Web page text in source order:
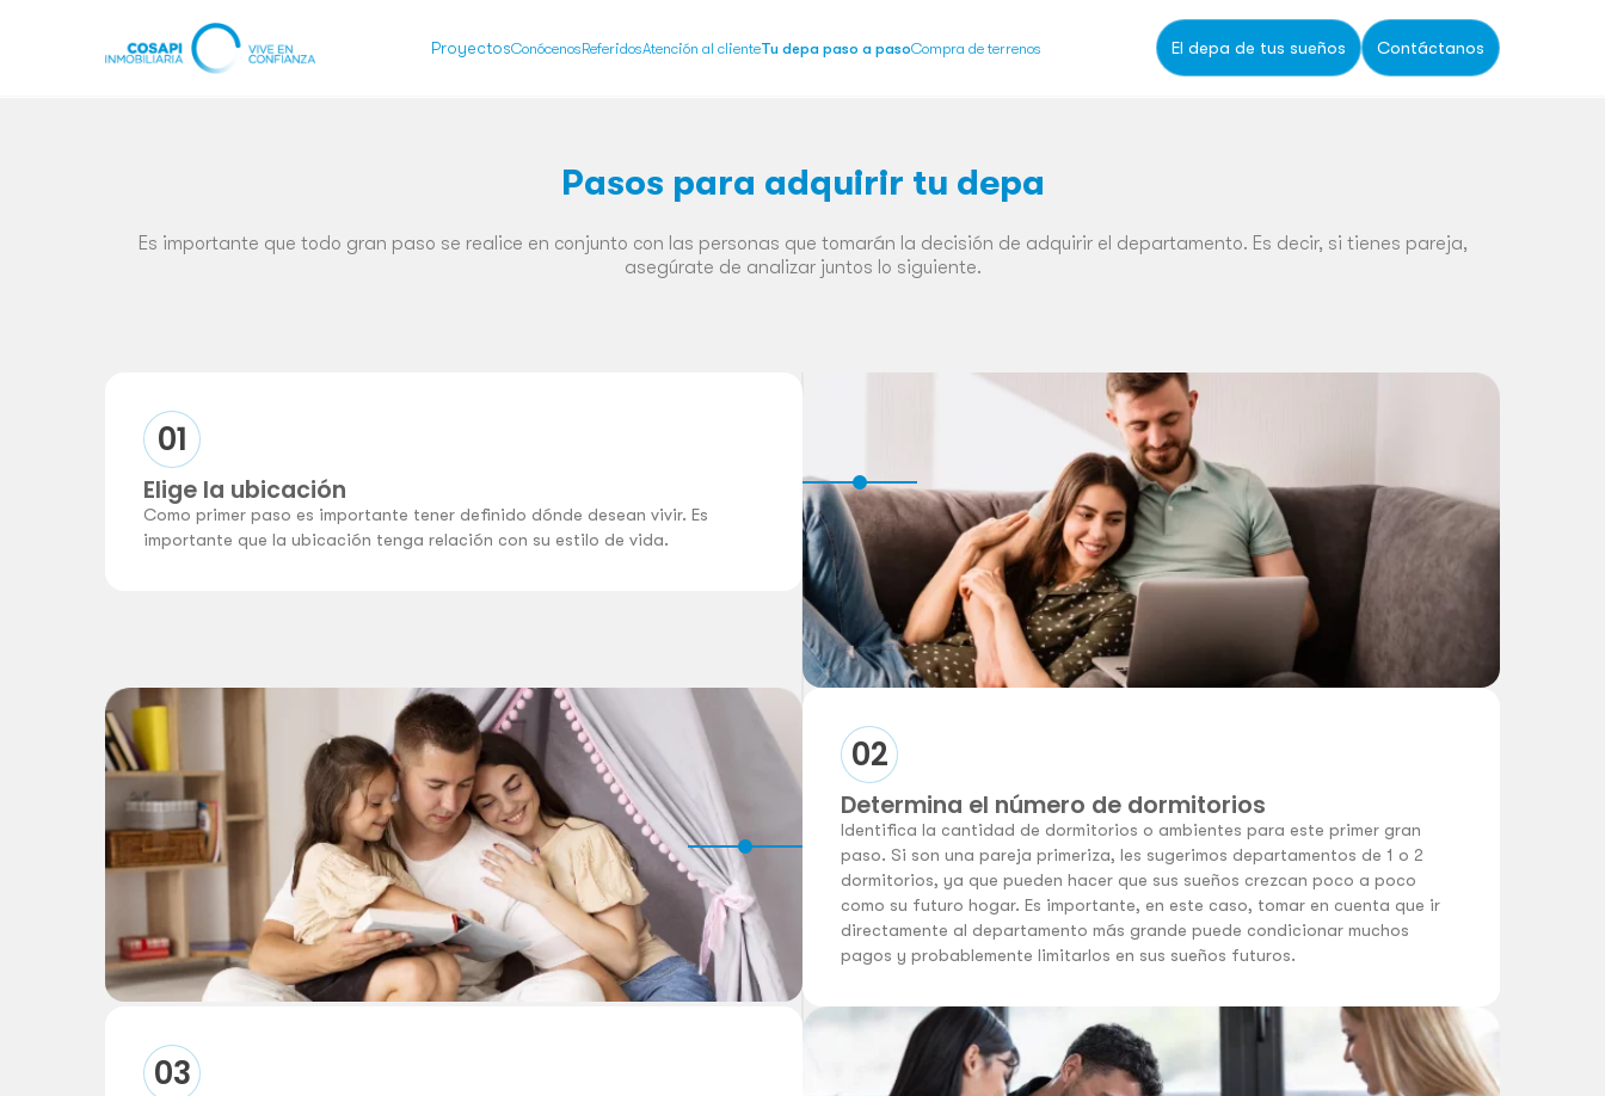
ProyectosConócenosReferidosAtención al clienteTu depa paso a pasoCompra de terrenos El depa de tus sueños Contáctanos
Pasos para adquirir tu depa
Es importante que todo gran paso se realice en conjunto con las personas que tomarán la decisión de adquirir el departamento. Es decir, si tienes pareja,
asegúrate de analizar juntos lo siguiente.
01
Elige la ubicación
Como primer paso es importante tener definido dónde desean vivir. Es
importante que la ubicación tenga relación con su estilo de vida.
02
Determina el número de dormitorios
Identifica la cantidad de dormitorios o ambientes para este primer gran
paso. Si son una pareja primeriza, les sugerimos departamentos de 1 o 2
dormitorios, ya que pueden hacer que sus sueños crezcan poco a poco
como su futuro hogar. Es importante, en este caso, tomar en cuenta que ir
directamente al departamento más grande puede condicionar muchos
pagos y probablemente limitarlos en sus sueños futuros.
03